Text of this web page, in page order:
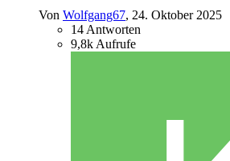
Von Wolfgang67, 24. Oktober 2025
14 Antworten
9,8k Aufrufe